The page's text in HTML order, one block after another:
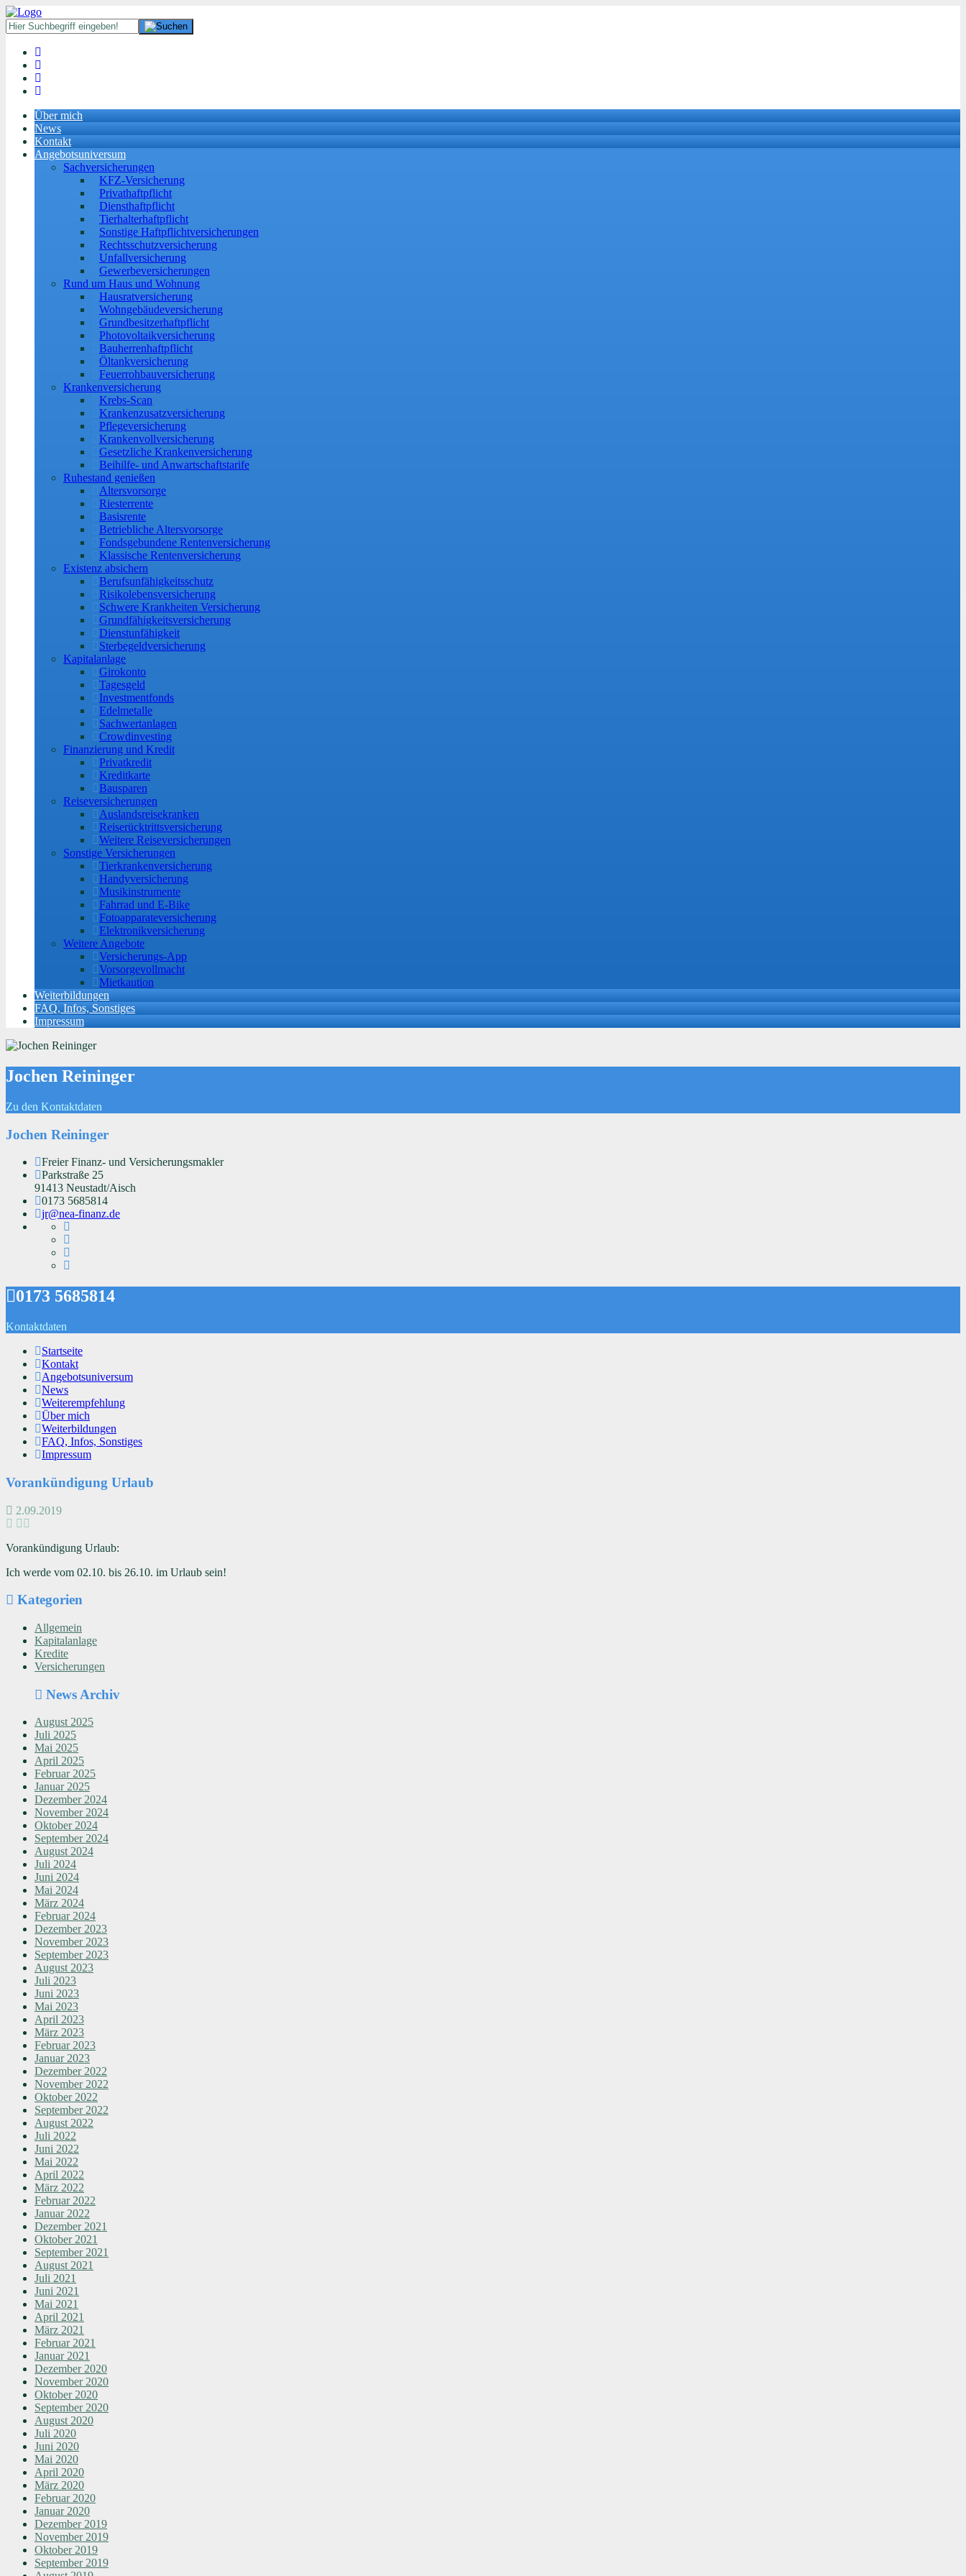
Über mich
News
Kontakt
Angebotsuniversum
Sachversicherungen
KFZ-Versicherung
Privathaftpflicht
Diensthaftpflicht
Tierhalterhaftpflicht
Sonstige Haftpflichtversicherungen
Rechtsschutzversicherung
Unfallversicherung
Gewerbeversicherungen
Rund um Haus und Wohnung
Hausratversicherung
Wohngebäudeversicherung
Grundbesitzerhaftpflicht
Photovoltaikversicherung
Bauherrenhaftpflicht
Öltankversicherung
Feuerrohbauversicherung
Krankenversicherung
Krebs-Scan
Krankenzusatzversicherung
Pflegeversicherung
Krankenvollversicherung
Gesetzliche Krankenversicherung
Beihilfe- und Anwartschaftstarife
Ruhestand genießen
Altersvorsorge
Riesterrente
Basisrente
Betriebliche Altersvorsorge
Fondsgebundene Rentenversicherung
Klassische Rentenversicherung
Existenz absichern
Berufsunfähigkeitsschutz
Risikolebensversicherung
Schwere Krankheiten Versicherung
Grundfähigkeitsversicherung
Dienstunfähigkeit
Sterbegeldversicherung
Kapitalanlage
Girokonto
Tagesgeld
Investmentfonds
Edelmetalle
Sachwertanlagen
Crowdinvesting
Finanzierung und Kredit
Privatkredit
Kreditkarte
Bausparen
Reiseversicherungen
Auslandsreisekranken
Reiserücktrittsversicherung
Weitere Reiseversicherungen
Sonstige Versicherungen
Tierkrankenversicherung
Handyversicherung
Musikinstrumente
Fahrrad und E-Bike
Fotoapparateversicherung
Elektronikversicherung
Weitere Angebote
Versicherungs-App
Vorsorgevollmacht
Mietkaution
Weiterbildungen
FAQ, Infos, Sonstiges
Impressum
Jochen Reininger
Zu den Kontaktdaten
Jochen Reininger
Freier Finanz- und Versicherungsmakler
Parkstraße 25
91413 Neustadt/Aisch
0173 5685814
jr@nea-finanz.de
0173 5685814
Kontaktdaten
Startseite
Kontakt
Angebotsuniversum
News
Weiterempfehlung
Über mich
Weiterbildungen
FAQ, Infos, Sonstiges
Impressum
Vorankündigung Urlaub
2.09.2019
Vorankündigung Urlaub:
Ich werde vom 02.10. bis 26.10. im Urlaub sein!
Kategorien
Allgemein
Kapitalanlage
Kredite
Versicherungen
News Archiv
August 2025
Juli 2025
Mai 2025
April 2025
Februar 2025
Januar 2025
Dezember 2024
November 2024
Oktober 2024
September 2024
August 2024
Juli 2024
Juni 2024
Mai 2024
März 2024
Februar 2024
Dezember 2023
November 2023
September 2023
August 2023
Juli 2023
Juni 2023
Mai 2023
April 2023
März 2023
Februar 2023
Januar 2023
Dezember 2022
November 2022
Oktober 2022
September 2022
August 2022
Juli 2022
Juni 2022
Mai 2022
April 2022
März 2022
Februar 2022
Januar 2022
Dezember 2021
Oktober 2021
September 2021
August 2021
Juli 2021
Juni 2021
Mai 2021
April 2021
März 2021
Februar 2021
Januar 2021
Dezember 2020
November 2020
Oktober 2020
September 2020
August 2020
Juli 2020
Juni 2020
Mai 2020
April 2020
März 2020
Februar 2020
Januar 2020
Dezember 2019
November 2019
Oktober 2019
September 2019